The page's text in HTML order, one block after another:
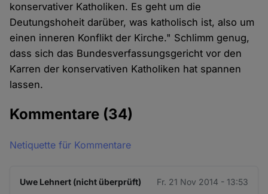
konservativer Katholiken. Es geht um die
Deutungshoheit darüber, was katholisch ist, also um
einen inneren Konflikt der Kirche." Schlimm genug,
dass sich das Bundesverfassungsgericht vor den
Karren der konservativen Katholiken hat spannen
lassen.
Kommentare (34)
Netiquette für Kommentare
Uwe Lehnert (nicht überprüft) Fr. 21 Nov 2014 - 13:53